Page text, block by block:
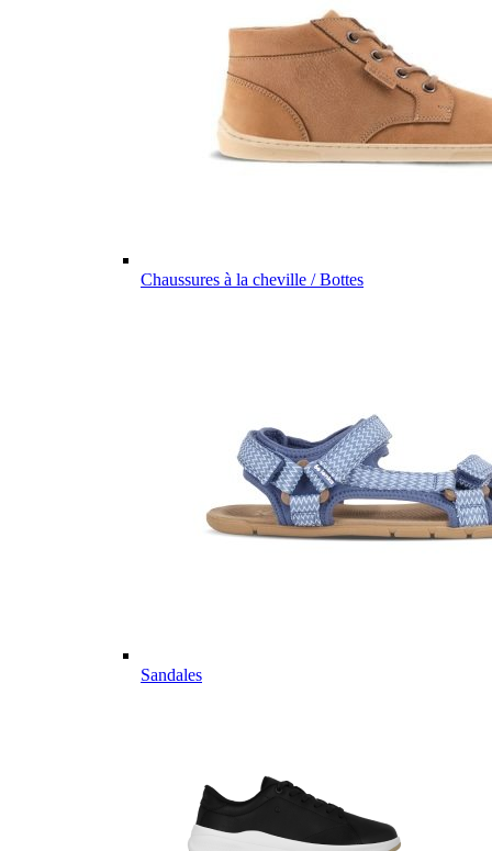
Chaussures à la cheville / Bottes
Sandales